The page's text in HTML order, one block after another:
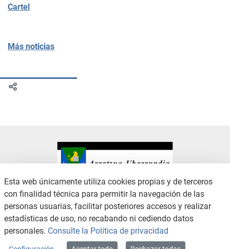
Cartel
Más noticias
CONTACTO
AVISO LEGAL
CANAL DE DENUNCIAS
POLÍTICA DE PRIVACIDAD
POLÍTICA DE COOKIES
ACCESIBILIDAD
Esta web únicamente utiliza cookies propias y de terceros
con finalidad técnica para permitir la navegación de las
personas usuarias, facilitar posteriores accesos y realizar
estadísticas de uso, no recabando ni cediendo datos
personales. Consulte la Política de privacidad